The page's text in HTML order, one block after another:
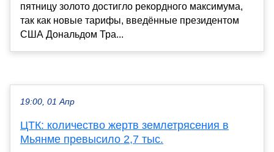
пятницу золото достигло рекордного максимума,
так как новые тарифы, введённые президентом
США Дональдом Тра...
19:00, 01 Апр
ЦТК: количество жертв землетрясения в
Мьянме превысило 2,7 тыс.